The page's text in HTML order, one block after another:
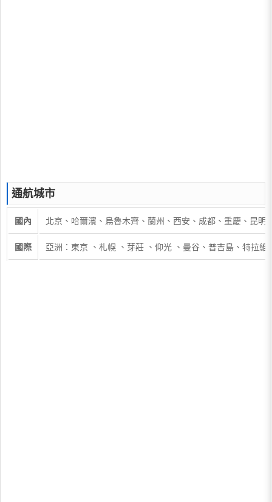
通航城市
國內 北京、哈爾濱、烏魯木齊、蘭州、西安、成都、重慶、昆
國際 亞洲：東京 、札幌 、芽莊 、仰光 、曼谷、普吉島、特拉